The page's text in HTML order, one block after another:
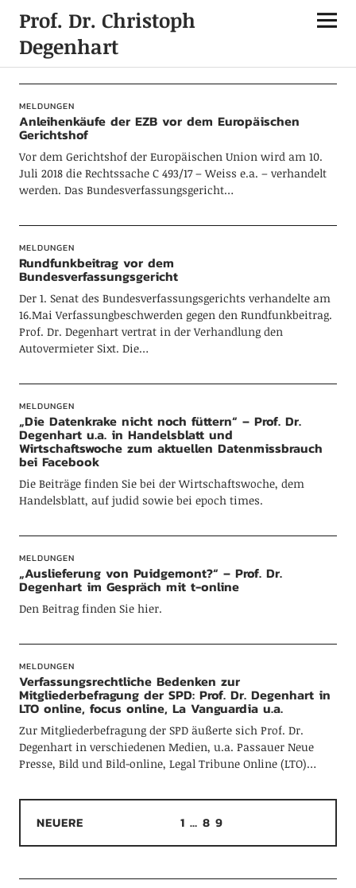
Prof. Dr. Christoph
Degenhart
Neueste Beiträge
MELDUNGEN
Anleihenkäufe der EZB vor dem Europäischen
Gerichtshof
Vor dem Gerichtshof der Europäischen Union wird am 10.
Juli 2018 die Rechtssache C 493/17 – Weiss e.a. – verhandelt
werden. Das Bundesverfassungsgericht…
MELDUNGEN
Rundfunkbeitrag vor dem
Bundesverfassungsgericht
Der 1. Senat des Bundesverfassungsgerichts verhandelte am
16.Mai Verfassungbeschwerden gegen den Rundfunkbeitrag.
Prof. Dr. Degenhart vertrat in der Verhandlung den
Autovermieter Sixt. Die…
MELDUNGEN
„Die Datenkrake nicht noch füttern“ – Prof. Dr.
Degenhart u.a. in Handelsblatt und
Wirtschaftswoche zum aktuellen Datenmissbrauch
bei Facebook
Die Beiträge finden Sie bei der Wirtschaftswoche, dem
Handelsblatt, auf judid sowie bei epoch times.
MELDUNGEN
„Auslieferung von Puidgemont?“ – Prof. Dr.
Degenhart im Gespräch mit t-online
Den Beitrag finden Sie hier.
MELDUNGEN
Verfassungsrechtliche Bedenken zur
Mitgliederbefragung der SPD: Prof. Dr. Degenhart in
LTO online, focus online, La Vanguardia u.a.
Zur Mitgliederbefragung der SPD äußerte sich Prof. Dr.
Degenhart in verschiedenen Medien, u.a. Passauer Neue
Presse, Bild und Bild-online, Legal Tribune Online (LTO)…
NEUERE 1 … 8 9